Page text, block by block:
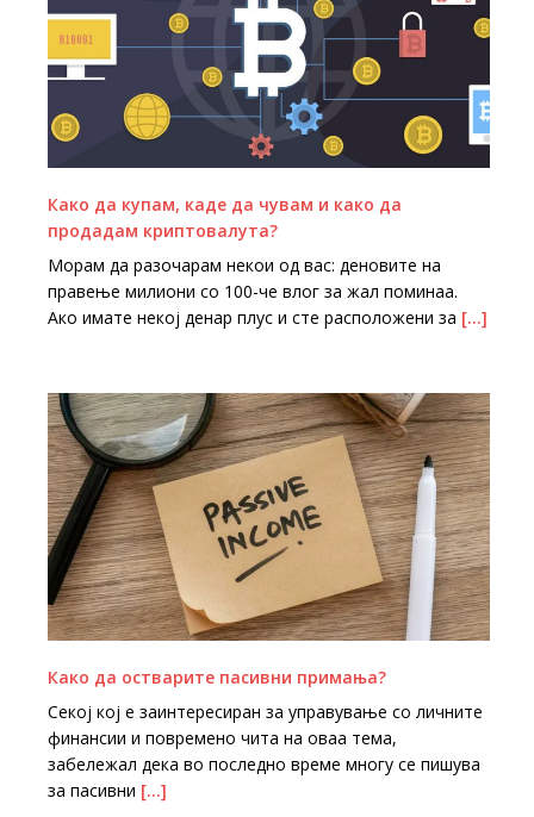
Како да купам, каде да чувам и како да
продадам криптовалута?
Mорам да разочарам некои од вас: деновите на
правење милиони со 100-че влог за жал поминаа.
Ако имате некој денар плус и сте расположени за […]
Како да остварите пасивни примања?
Секој кој е заинтересиран за управување со личните
финансии и повремено чита на оваа тема,
забележал дека во последно време многу се пишува
за пасивни […]